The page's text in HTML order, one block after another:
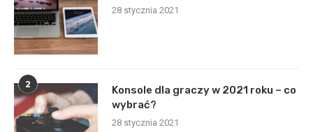
28 stycznia 2021
2
Konsole dla graczy w 2021 roku – co
wybrać?
28 stycznia 2021